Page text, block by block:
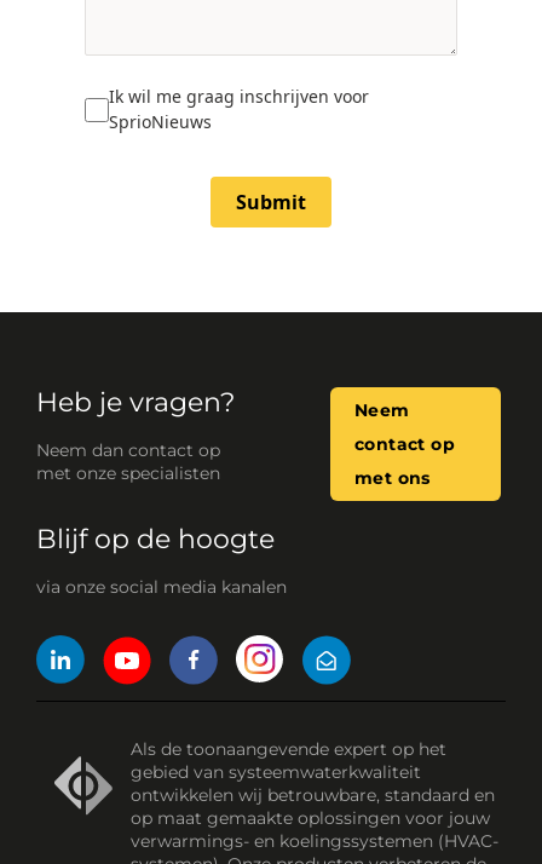
Ik wil me graag inschrijven voor
SprioNieuws
Submit
Heb je vragen?
Neem dan contact op
met onze specialisten
Neem
contact op
met ons
Blijf op de hoogte
via onze social media kanalen
Als de toonaangevende expert op het
gebied van systeemwaterkwaliteit
ontwikkelen wij betrouwbare, standaard en
op maat gemaakte oplossingen voor jouw
verwarmings- en koelingssystemen (HVAC-